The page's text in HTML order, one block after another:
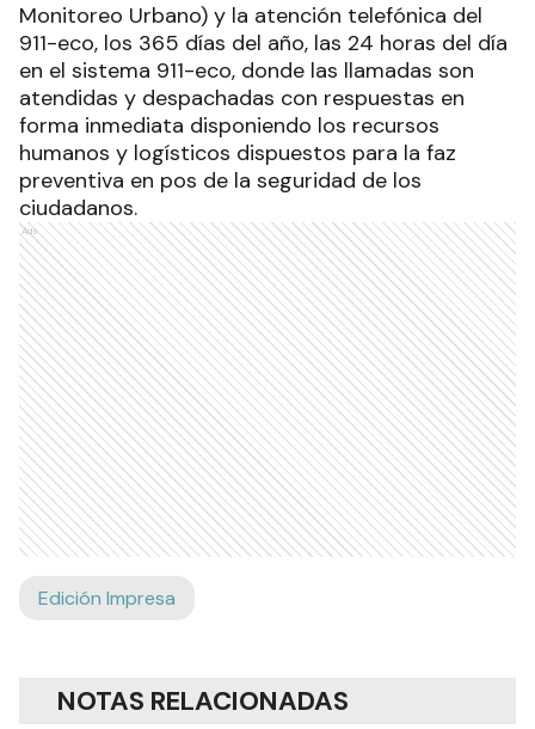
Monitoreo Urbano) y la atención telefónica del
911-eco, los 365 días del año, las 24 horas del día
en el sistema 911-eco, donde las llamadas son
atendidas y despachadas con respuestas en
forma inmediata disponiendo los recursos
humanos y logísticos dispuestos para la faz
preventiva en pos de la seguridad de los
ciudadanos.
Ads
Edición Impresa
NOTAS RELACIONADAS